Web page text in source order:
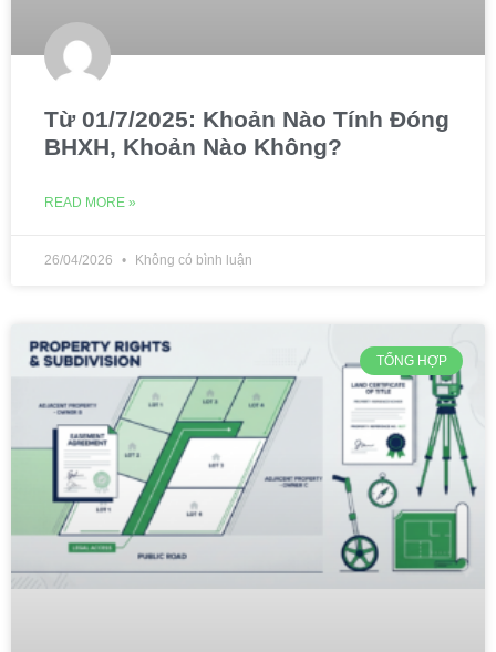
Từ 01/7/2025: Khoản Nào Tính Đóng
BHXH, Khoản Nào Không?
READ MORE »
26/04/2026 Không có bình luận
TỔNG HỢP